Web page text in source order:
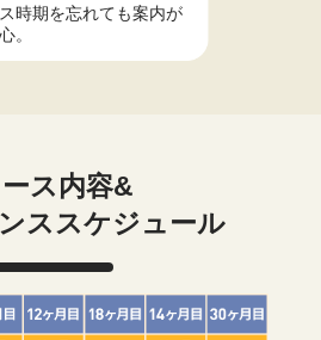
時期を忘れても案内が
。
ス内容&
ススケジュール